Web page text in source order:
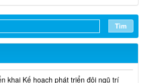
Tìm
nghệ cấp thành phố sử dụng ngân
thực hiện năm 2026 (đợt 1) lần 3
hồ sơ tham gia Tuyển chọn tổ chức và
nhiệm vụ khoa học và công nghệ thực
2
khai Kế hoạch phát triển đội ngũ trí